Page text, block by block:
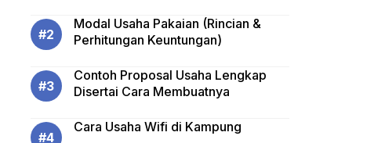
Modal Usaha Pakaian (Rincian &
Perhitungan Keuntungan)
Contoh Proposal Usaha Lengkap
Disertai Cara Membuatnya
Cara Usaha Wifi di Kampung